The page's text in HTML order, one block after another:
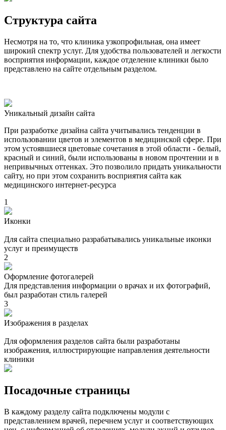
Структура сайта
Несмотря на то, что клиника узкопрофильная, она имеет
широкий спектр услуг. Для удобства пользователей и легкости
восприятия информации, каждое отделение клиники было
представлено на сайте отдельным разделом.
Уникальный дизайн сайта
При разработке дизайна сайта учитывались тенденции в
использовании цветов и элементов в медицинской сфере. При
этом устоявшиеся цветовые сочетания в этой области - белый,
красный и синий, были использованы в новом прочтении и в
непривычных оттенках. Это позволило придать уникальности
сайту, но при этом сохранить восприятия сайта как
медицинского интернет-ресурса
1
Иконки
Для сайта специально разрабатывались уникальные иконки
услуг и преимуществ
2
Оформление фотогалерей
Для представления информации о врачах и их фотографий,
был разработан стиль галерей
3
Изображения в разделах
Для оформления разделов сайта были разработаны
изображения, иллюстрирующие направления деятельности
клиники
Посадочные страницы
В каждому разделу сайта подключены модули с
представлением врачей, перечнем услуг и соответствующих